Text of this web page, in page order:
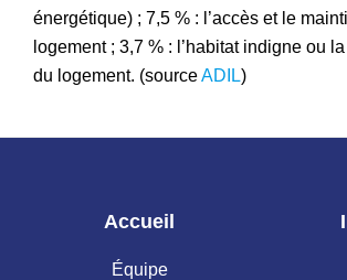
énergétique) ; 7,5 % : l’accès et le
logement ; 3,7 % : l’habitat indigne ou
du logement. (sourceADIL)
Accueil
Équipe